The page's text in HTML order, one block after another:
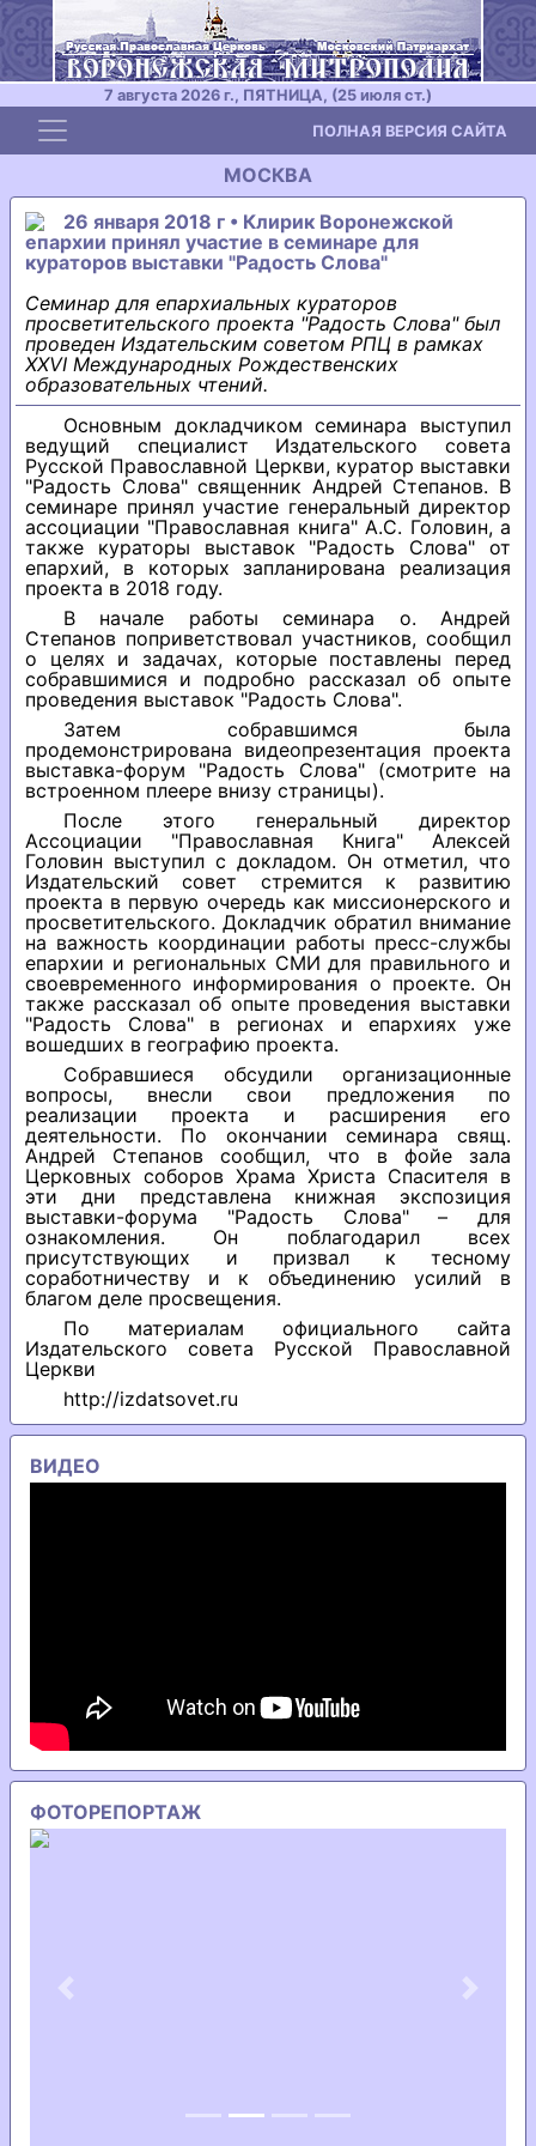
7 августа 2026 г., ПЯТНИЦА, (25 июля ст.)
Toggle navigation ПОЛНАЯ ВЕРСИЯ САЙТА
МОСКВА
26 января 2018 г • Клирик Воронежской
епархии принял участие в семинаре для
кураторов выставки "Радость Слова"
Семинар для епархиальных кураторов
просветительского проекта "Радость Слова" был
проведен Издательским советом РПЦ в рамках
XXVI Международных Рождественских
образовательных чтений.
Основным докладчиком семинара выступил
ведущий специалист Издательского совета
Русской Православной Церкви, куратор выставки
"Радость Слова" священник Андрей Степанов. В
семинаре принял участие генеральный директор
ассоциации "Православная книга" А.С. Головин, а
также кураторы выставок "Радость Слова" от
епархий, в которых запланирована реализация
проекта в 2018 году.
В начале работы семинара о. Андрей
Степанов поприветствовал участников, сообщил
о целях и задачах, которые поставлены перед
собравшимися и подробно рассказал об опыте
проведения выставок "Радость Слова".
Затем собравшимся была
продемонстрирована видеопрезентация проекта
выставка-форум "Радость Слова" (смотрите на
встроенном плеере внизу страницы).
После этого генеральный директор
Ассоциации "Православная Книга" Алексей
Головин выступил с докладом. Он отметил, что
Издательский совет стремится к развитию
проекта в первую очередь как миссионерского и
просветительского. Докладчик обратил внимание
на важность координации работы пресс-службы
епархии и региональных СМИ для правильного и
своевременного информирования о проекте. Он
также рассказал об опыте проведения выставки
"Радость Слова" в регионах и епархиях уже
вошедших в географию проекта.
Собравшиеся обсудили организационные
вопросы, внесли свои предложения по
реализации проекта и расширения его
деятельности. По окончании семинара свящ.
Андрей Степанов сообщил, что в фойе зала
Церковных соборов Храма Христа Спасителя в
эти дни представлена книжная экспозиция
выставки-форума "Радость Слова" – для
ознакомления. Он поблагодарил всех
присутствующих и призвал к тесному
соработничеству и к объединению усилий в
благом деле просвещения.
По материалам официального сайта
Издательского совета Русской Православной
Церкви
http://izdatsovet.ru
ВИДЕО
ФОТОРЕПОРТАЖ
Previous Next